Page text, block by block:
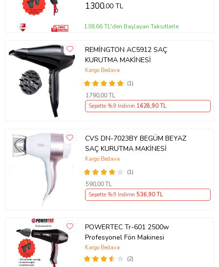
1300,00 TL
138,66 TL'den Başlayan Taksitlerle
REMİNGTON AC5912 SAÇ
KURUTMA MAKİNESİ
(1)
Kargo Bedava
1790,00 TL
Sepette %9 İndirim 1628,90 TL
CVS DN-7023BY BEGÜM BEYAZ
SAÇ KURUTMA MAKİNESİ
(1)
Kargo Bedava
590,00 TL
Sepette %9 İndirim 536,90 TL
POWERTEC Tr-601 2500w
Profesyonel Fön Makinesi
(2)
Kargo Bedava